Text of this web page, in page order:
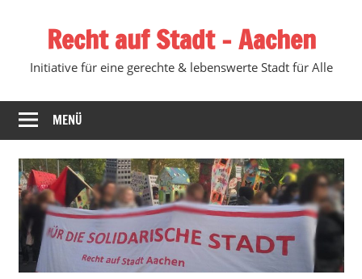
Recht auf Stadt – Aachen
Initiative für eine gerechte & lebenswerte Stadt für Alle
MENÜ